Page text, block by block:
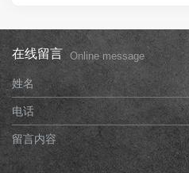
在线留言 Online message
姓名
电话
留言内容